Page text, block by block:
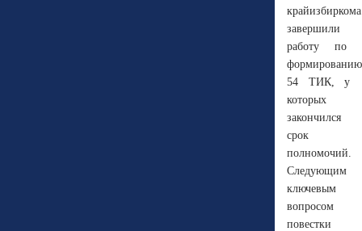
крайизбиркома
завершили
работу по
формированию
54 ТИК, у
которых
закончился
срок
полномочий.
Следующим
ключевым
вопросом
повестки